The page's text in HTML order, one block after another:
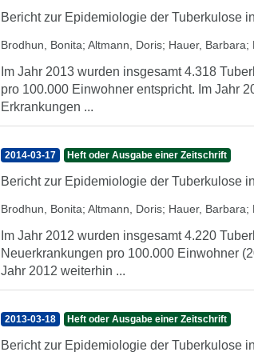
Bericht zur Epidemiologie der Tuberkulose
Brodhun, Bonita; Altmann, Doris; Hauer, Barbara;
Im Jahr 2013 wurden insgesamt 4.318
pro 100.000 Einwohner entspricht. Im Jahr
Erkrankungen ...
2014-03-17 Heft oder Ausgabe einer Zeitschrift
Bericht zur Epidemiologie der Tuberkulose
Brodhun, Bonita; Altmann, Doris; Hauer, Barbara;
Im Jahr 2012 wurden insgesamt 4.220
Neuerkrankungen pro 100.000 Einwohner
Jahr 2012 weiterhin ...
2013-03-18 Heft oder Ausgabe einer Zeitschrift
Bericht zur Epidemiologie der Tuberkulose